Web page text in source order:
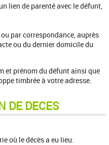
lien de parenté avec le défunt,
par correspondance, auprès
ou du dernier domicile du
et prénom du défunt ainsi que
timbrée à votre adresse.
DE DECES
où le décès a eu lieu.